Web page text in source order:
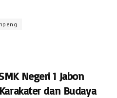
Negeri 1 Jabon
dan Budaya